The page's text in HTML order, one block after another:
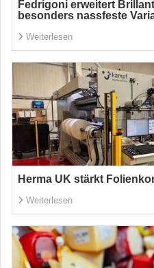
Fedrigoni erweitert
besonders nassfeste
Weiterlesen
Herma UK stärkt
Weiterlesen